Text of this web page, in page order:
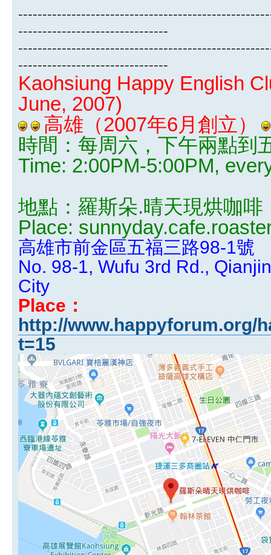
-------------------------------
-------------------------------
Kaohsiung Happy English
June, 2007)
高雄（2007年6月創立）
時間：每周六，下午兩點到
Time: 2:00PM-5:00PM,
地點：羅斯朵.晴天現烘咖啡
Place:
高雄市前金區五福三路98-1號
No. 98-1, Wufu 3rd Rd.,
City
Place：
http://www.happyforum.org/
t=15